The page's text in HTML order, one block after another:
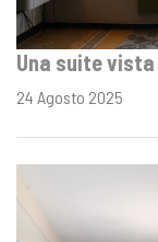
Una suite
24 Agosto 2025